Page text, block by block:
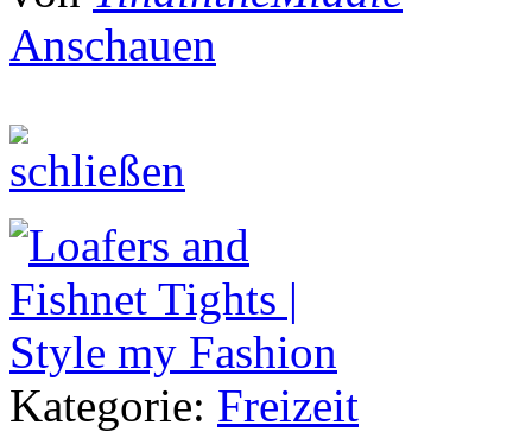
Anschauen
Kategorie: Freizeit